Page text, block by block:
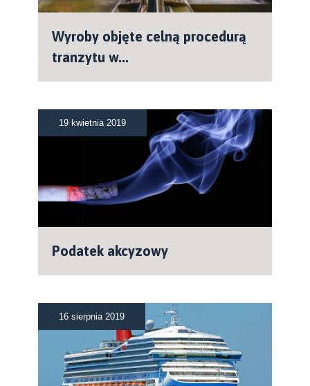
Wyroby objęte celną procedurą
tranzytu w...
19 kwietnia 2019
Podatek akcyzowy
16 sierpnia 2019